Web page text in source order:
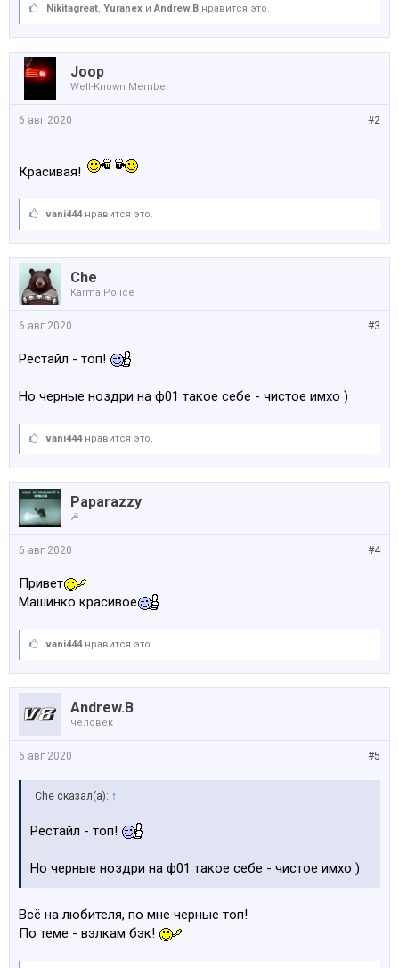
Nikitagreat Yuranex и Andrew.B нравится это.
Joop
Well-Known Member
#2
6 авг 2020
Красивая!
vani444нравится это.
Che
Karma Police
#3
6 авг 2020
Рестайл - топ!
Но черные ноздри на ф01 такое себе - чистое имхо )
vani444нравится это.
Paparazzy
☭
#4
6 авг 2020
Привет
Машинко красивое
vani444нравится это.
Andrew.B
человек
#5
6 авг 2020
Che сказал(а): ↑
Рестайл - топ!
Но черные ноздри на ф01 такое себе - чистое имхо )
Всё на любителя, по мне черные топ!
По теме - вэлкам бэк!